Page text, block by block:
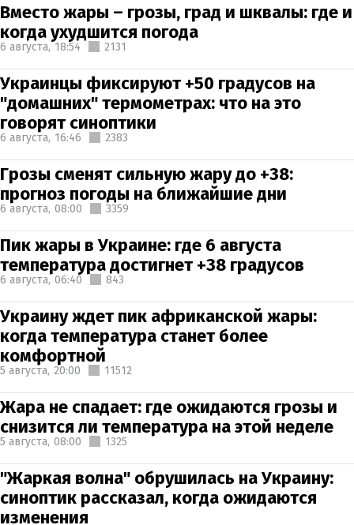
Вместо жары – грозы, град и шквалы: где и
когда ухудшится погода
6 августа, 18:54 2131
Украинцы фиксируют +50 градусов на
"домашних" термометрах: что на это
говорят синоптики
6 августа, 16:46 2383
Грозы сменят сильную жару до +38:
прогноз погоды на ближайшие дни
6 августа, 08:00 3359
Пик жары в Украине: где 6 августа
температура достигнет +38 градусов
6 августа, 06:40 843
Украину ждет пик африканской жары:
когда температура станет более
комфортной
5 августа, 20:00 11512
Жара не спадает: где ожидаются грозы и
снизится ли температура на этой неделе
5 августа, 08:00 1325
"Жаркая волна" обрушилась на Украину:
синоптик рассказал, когда ожидаются
изменения